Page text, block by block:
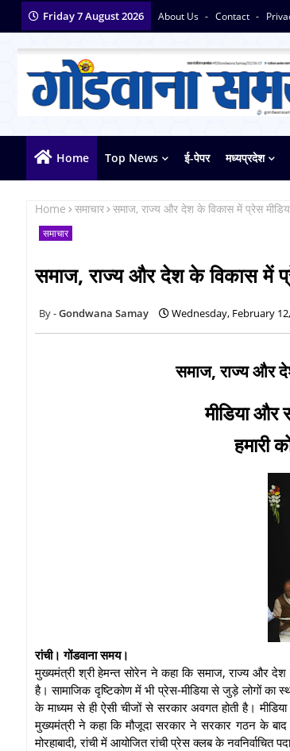
Friday 7 August 2026 About Us Contact
Home Top News ई-पेपर मध्यप्रदेश
Home समाचार समाज, राज्य और देश के विकास में प्रेस
समाचार
समाज, राज्य और देश के विकास में
Gondwana Samay Wednesday, February
समाज, राज्य और
मीडिया और
हमारी
रांची। गोंडवाना समय।
मुख्यमंत्री श्री हेमन्त सोरेन ने कहा कि समाज, राज्य और
है। सामाजिक दृष्टिकोण में भी प्रेस-मीडिया से जुड़े लोगों का
के माध्यम से ही ऐसी चीजों से सरकार अवगत होती है।
मुख्यमंत्री ने कहा कि मौजूदा सरकार ने सरकार गठन के
मोरहाबादी, रांची में आयोजित रांची प्रेस क्लब के